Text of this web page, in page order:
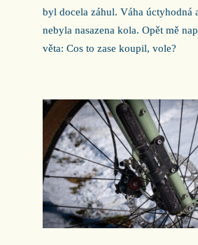
byl docela záhul. Váha úctyhodná
nebyla nasazena kola. Opět mě
věta: Cos to zase koupil, vole?